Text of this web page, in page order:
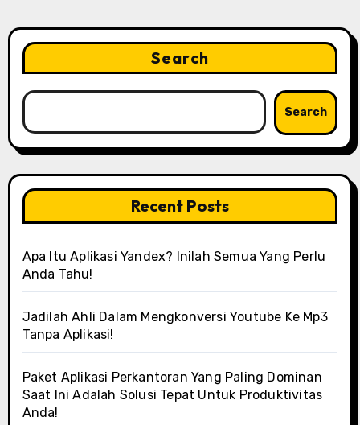
Search
Search
Recent Posts
Apa Itu Aplikasi Yandex? Inilah Semua Yang Perlu
Anda Tahu!
Jadilah Ahli Dalam Mengkonversi Youtube Ke Mp3
Tanpa Aplikasi!
Paket Aplikasi Perkantoran Yang Paling Dominan
Saat Ini Adalah Solusi Tepat Untuk Produktivitas
Anda!